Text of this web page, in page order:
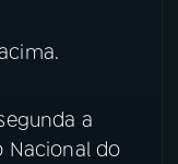
a
Nacional do